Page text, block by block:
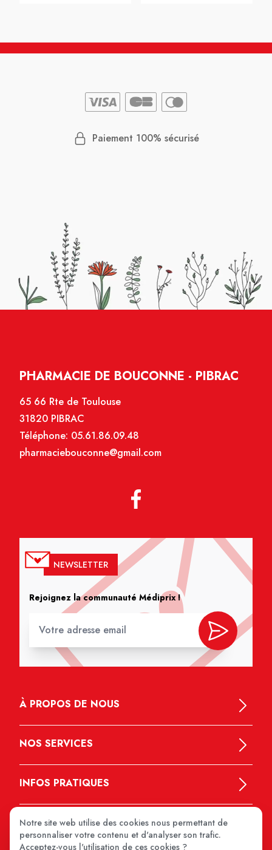
Paiement 100% sécurisé
PHARMACIE DE BOUCONNE - PIBRAC
65 66 Rte de Toulouse
31820 PIBRAC
Téléphone: 05.61.86.09.48
pharmaciebouconne@gmail.com
NEWSLETTER
Rejoignez la communauté Médiprix !
À PROPOS DE NOUS
NOS SERVICES
INFOS PRATIQUES
Notre site web utilise des cookies nous permettant de
personnaliser votre contenu et d'analyser son trafic.
Acceptez-vous l'utilisation de ces cookies ?